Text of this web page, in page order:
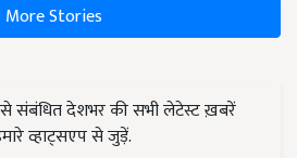
More Stories
संबंधित देशभर की सभी लेटेस्ट ख़बरें
व्हाट्सएप से जुड़ें.